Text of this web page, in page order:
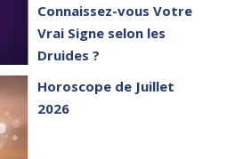
Connaissez-vous Votre
Vrai Signe selon les
Druides ?
Horoscope de Juillet
2026